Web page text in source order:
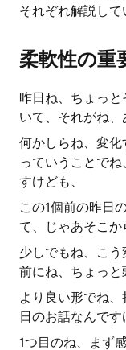
それぞれ解説して
柔軟性の重
昨日ね、ちょっ
いて、それがね、
何かしらね、変
っていうことで
すけども、
この1個前の昨日
て、じゃあそこか
少しでもね、こ
前にね、ちょっと
より良い形でね
日のお話なんです
1つ目のね、まず